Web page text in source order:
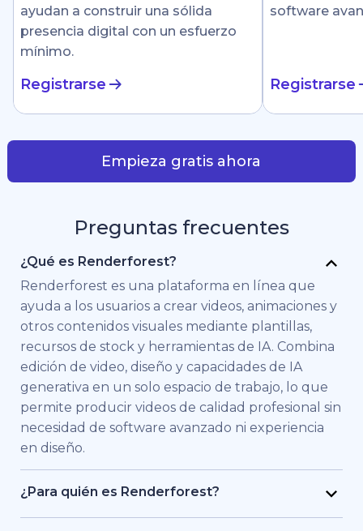
ayudan a construir una sólida
presencia digital con un esfuerzo
mínimo.
Registrarse
software
Registrarse
Empieza gratis ahora
Preguntas frecuentes
¿Qué es Renderforest?
Renderforest es una plataforma en línea que
ayuda a los usuarios a crear videos, animaciones y
otros contenidos visuales mediante plantillas,
recursos de stock y herramientas de IA. Combina
edición de video, diseño y capacidades de IA
generativa en un solo espacio de trabajo, lo que
permite producir videos de calidad profesional sin
necesidad de software avanzado ni experiencia
en diseño.
¿Para quién es Renderforest?
Renderforest está pensado para personas y